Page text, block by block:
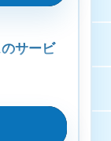
サービ